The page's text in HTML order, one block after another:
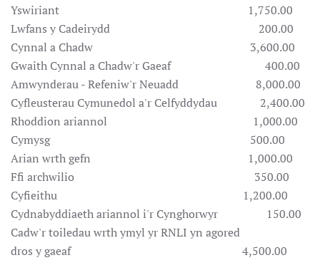
Yswiriant 1,750.00
Lwfans y Cadeirydd 200.00
Cynnal a Chadw 3,600.00
Gwaith Cynnal a Chadw'r Gaeaf 400.00
Amwynderau - Refeniw'r Neuadd 8,000.00
Cyfleusterau Cymunedol a'r Celfyddydau 2,400.00
Rhoddion ariannol 1,000.00
Cymysg 500.00
Arian wrth gefn 1,000.00
Ffi archwilio 350.00
Cyfieithu 1,200.00
Cydnabyddiaeth ariannol i'r Cynghorwyr 150.00
Cadw'r toiledau wrth ymyl yr RNLI yn agored
dros y gaeaf 4,500.00